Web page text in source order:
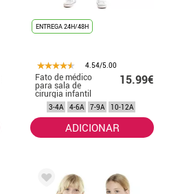
ENTREGA 24H/48H
4.54/5.00
Fato de médico
para sala de
cirurgia infantil
15.99€
3-4A 4-6A 7-9A 10-12A
ADICIONAR